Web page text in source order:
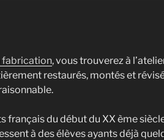
fabrication, vous trouverez à
restaurés, montés et
français du début du XX ème
à des élèves ayants déjà